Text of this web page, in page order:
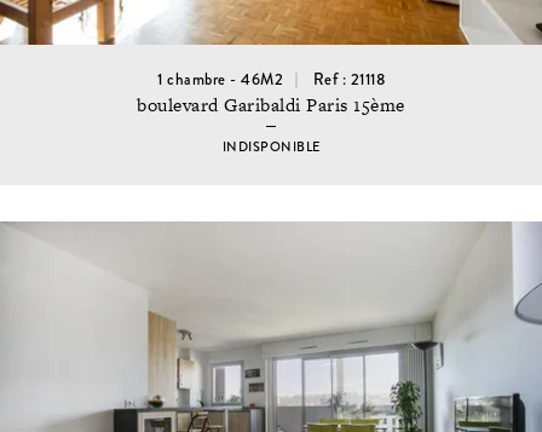
1 chambre - 46M2 Ref : 21118
boulevard Garibaldi Paris 15ème
INDISPONIBLE